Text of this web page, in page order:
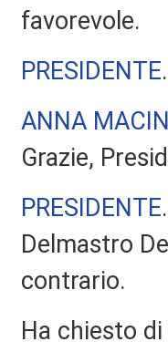
favorevole.
PRESIDENTE
ANNA
Grazie,
PRESIDENTE
Delmastro
contrario.
Ha chiesto